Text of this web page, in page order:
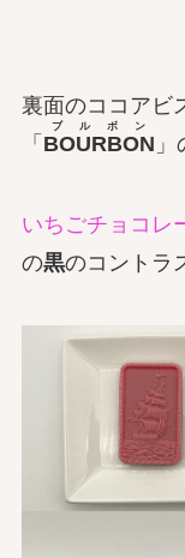
裏面のココアビ
「 BOURBON
ブルボン
いちごチョコレ
の黒のコントラ